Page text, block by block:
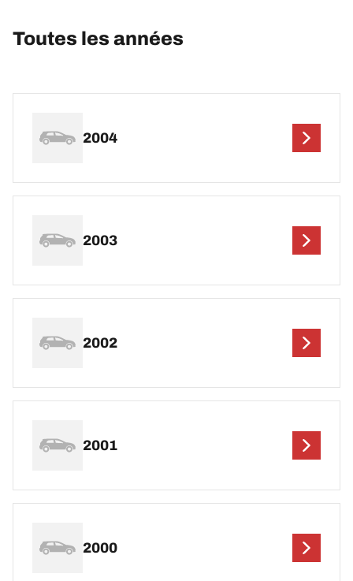
Toutes les années
2004
2003
2002
2001
2000